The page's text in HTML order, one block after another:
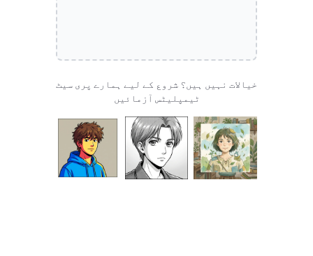
خیالات نہیں ہیں؟ شروع کے لیے ہمارے پری سیٹ
ٹیمپلیٹس آزمائیں